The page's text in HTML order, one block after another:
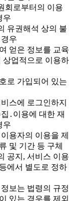
회로부터의 이용
우
유권해석 상의 불
우
얻은 정보를 교육
상업적으로 이용하
로 가입되어 있는
스에 로그인하지
․이용에 대한 재
우
용자의 이용을 제
및 기간 등 구체
공지, 서비스 이용
에서 별도로 정하
보는 법령의 규정
있는 경우를 제외